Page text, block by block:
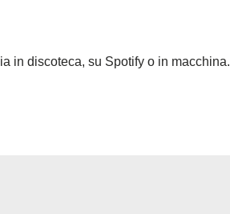
in discoteca, su Spotify o in macchina.